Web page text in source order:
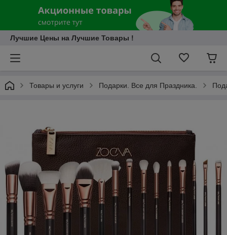
Лучшие Цены на Лучшие Товары !
Товары и услуги Подарки. Все для Праздника.